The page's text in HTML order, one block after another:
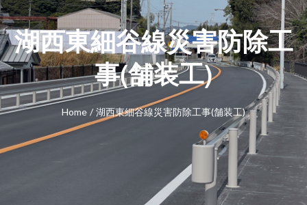
湖西東細谷線災害防除工
事(舗装工)
Home / 湖西東細谷線災害防除工事(舗装工)